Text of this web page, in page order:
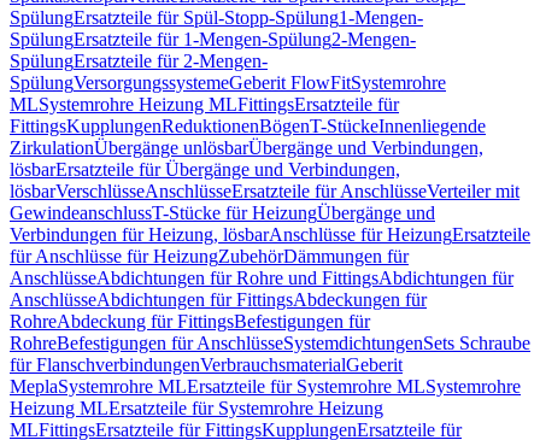
SpülungErsatzteile für Spül-Stopp-Spülung1-Mengen-
SpülungErsatzteile für 1-Mengen-Spülung2-Mengen-
SpülungErsatzteile für 2-Mengen-
SpülungVersorgungssystemeGeberit FlowFitSystemrohre
MLSystemrohre Heizung MLFittingsErsatzteile für
FittingsKupplungenReduktionenBögenT-StückeInnenliegende
ZirkulationÜbergänge unlösbarÜbergänge und Verbindungen,
lösbarErsatzteile für Übergänge und Verbindungen,
lösbarVerschlüsseAnschlüsseErsatzteile für AnschlüsseVerteiler mit
GewindeanschlussT-Stücke für HeizungÜbergänge und
Verbindungen für Heizung, lösbarAnschlüsse für HeizungErsatzteile
für Anschlüsse für HeizungZubehörDämmungen für
AnschlüsseAbdichtungen für Rohre und FittingsAbdichtungen für
AnschlüsseAbdichtungen für FittingsAbdeckungen für
RohreAbdeckung für FittingsBefestigungen für
RohreBefestigungen für AnschlüsseSystemdichtungenSets Schraube
für FlanschverbindungenVerbrauchsmaterialGeberit
MeplaSystemrohre MLErsatzteile für Systemrohre MLSystemrohre
Heizung MLErsatzteile für Systemrohre Heizung
MLFittingsErsatzteile für FittingsKupplungenErsatzteile für